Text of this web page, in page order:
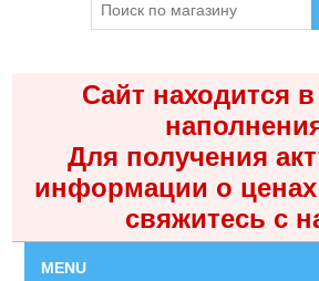
Сайт находится
Для получения
информации о ценах
свяжитесь с
MENU